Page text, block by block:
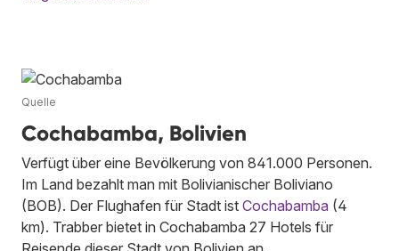
Quelle
Cochabamba, Bolivien
Verfügt über eine Bevölkerung von 841.000 Personen.
Im Land bezahlt man mit Bolivianischer Boliviano
(BOB). Der Flughafen für Stadt ist Cochabamba (4
km). Trabber bietet in Cochabamba 27 Hotels für